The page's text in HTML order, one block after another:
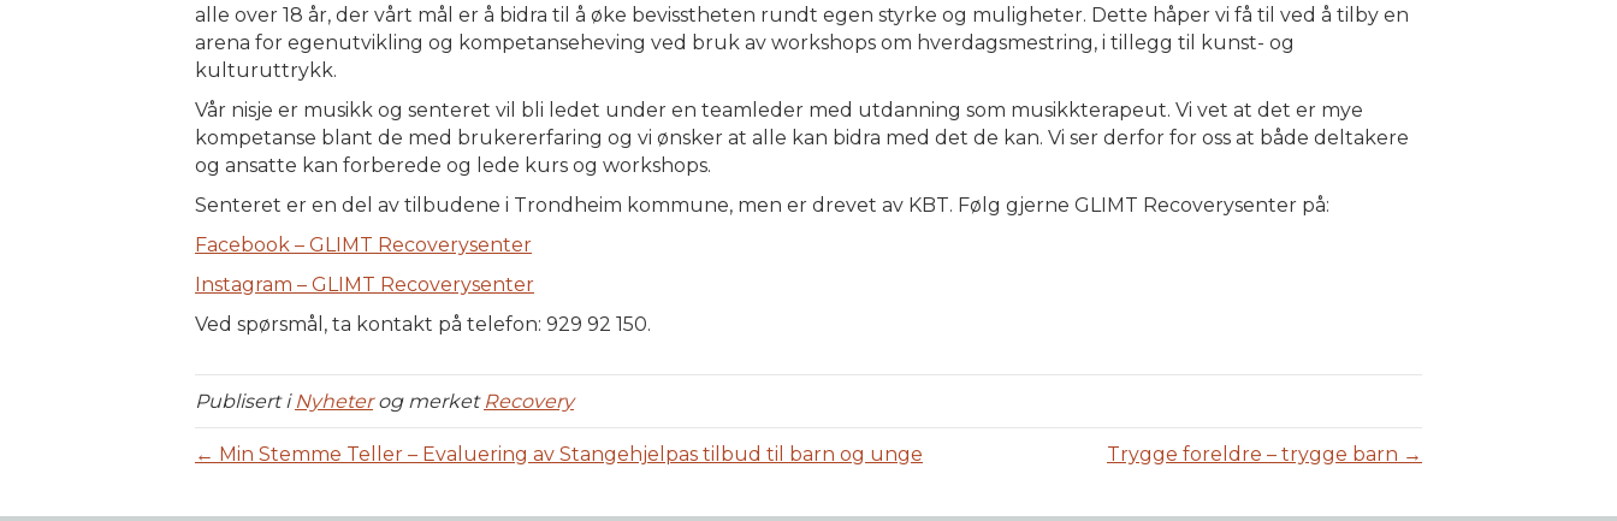
alle over 18 år, der vårt mål er å bidra til å øke bevisstheten rundt egen styrke og muligheter. Dette håper vi få til ved å tilby en
arena for egenutvikling og kompetanseheving ved bruk av workshops om hverdagsmestring, i tillegg til kunst- og
kulturuttrykk.
Vår nisje er musikk og senteret vil bli ledet under en teamleder med utdanning som musikkterapeut. Vi vet at det er mye
kompetanse blant de med brukererfaring og vi ønsker at alle kan bidra med det de kan. Vi ser derfor for oss at både deltakere
og ansatte kan forberede og lede kurs og workshops.
Senteret er en del av tilbudene i Trondheim kommune, men er drevet av KBT. Følg gjerne GLIMT Recoverysenter på:
Facebook – GLIMT Recoverysenter
Instagram – GLIMT Recoverysenter
Ved spørsmål, ta kontakt på telefon: 929 92 150.
Publisert i Nyheterog merket Recovery
← Min Stemme Teller – Evaluering av Stangehjelpas tilbud til barn og unge Trygge foreldre – trygge barn →